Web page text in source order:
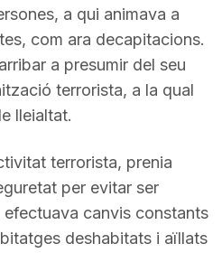
a qui animava a
com ara decapitacions.
a presumir del seu
terrorista, a la qual
lleialtat.
terrorista, prenia
per evitar ser
efectuava canvis constants
deshabitats i aïllats